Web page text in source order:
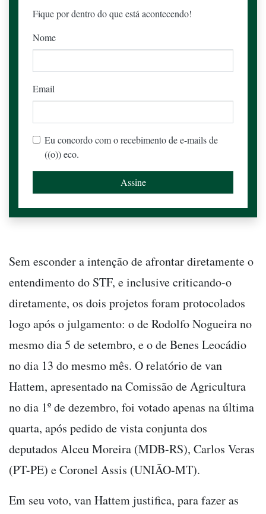
Fique por dentro do que está acontecendo!
Nome
Email
Eu concordo com o recebimento de e-mails de
((o)) eco.
Sem esconder a intenção de afrontar diretamente o
entendimento do STF, e inclusive criticando-o
diretamente, os dois projetos foram protocolados
logo após o julgamento: o de Rodolfo Nogueira no
mesmo dia 5 de setembro, e o de Benes Leocádio
no dia 13 do mesmo mês. O relatório de van
Hattem, apresentado na Comissão de Agricultura
no dia 1º de dezembro, foi votado apenas na última
quarta, após pedido de vista conjunta dos
deputados Alceu Moreira (MDB-RS), Carlos Veras
(PT-PE) e Coronel Assis (UNIÃO-MT).
Em seu voto, van Hattem justifica, para fazer as